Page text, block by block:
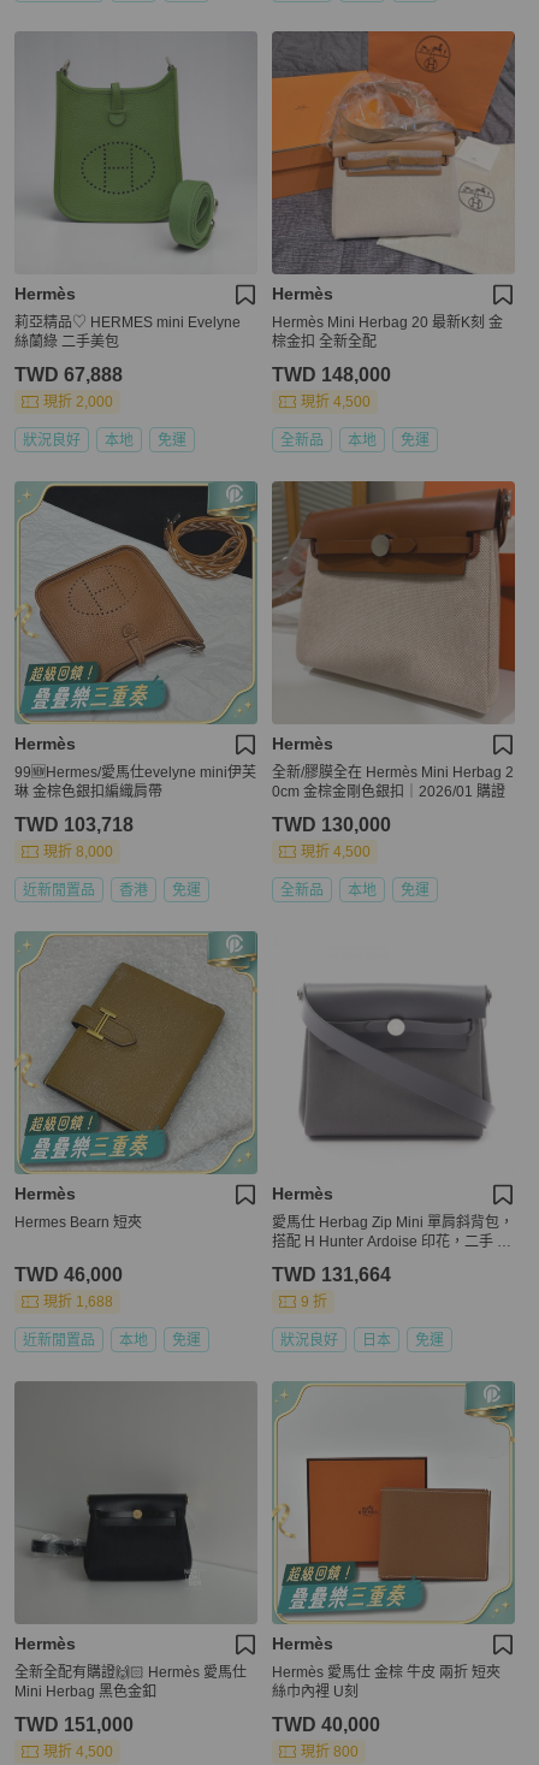
Hermès
莉亞精品♡ HERMES mini Evelyne
絲蘭綠 二手美包
TWD 67,888
現折 2,000
狀況良好 本地 免運
Hermès
Hermès Mini Herbag 20 最新K刻 金
棕金扣 全新全配
TWD 148,000
現折 4,500
全新品 本地 免運
Hermès
99🆕Hermes/愛馬仕evelyne mini伊芙
琳 金棕色銀扣編織肩帶
TWD 103,718
現折 8,000
近新閒置品 香港 免運
Hermès
全新/膠膜全在 Hermès Mini Herbag 2
0cm 金棕金剛色銀扣｜2026/01 購證
TWD 130,000
現折 4,500
全新品 本地 免運
Hermès
Hermes Bearn 短夾
TWD 46,000
現折 1,688
近新閒置品 本地 免運
Hermès
愛馬仕 Herbag Zip Mini 單肩斜背包，
搭配 H Hunter Ardoise 印花，二手 S
TWD 131,664
9 折
狀況良好 日本 免運
Hermès
全新全配有購證🙌🏻 Hermès 愛馬仕
Mini Herbag 黑色金釦
TWD 151,000
現折 4,500
Hermès
Hermès 愛馬仕 金棕 牛皮 兩折 短夾
絲巾內裡 U刻
TWD 40,000
現折 800